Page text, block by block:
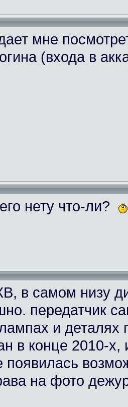
мне
(входа в
нету что-ли?
в самом низу
передатчик
и деталях
в конце 2010-х,
появилась
на фото